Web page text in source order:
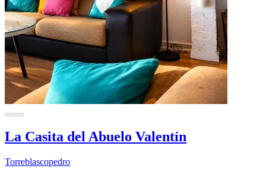
La Casita del Abuelo Valentín
Torreblascopedro